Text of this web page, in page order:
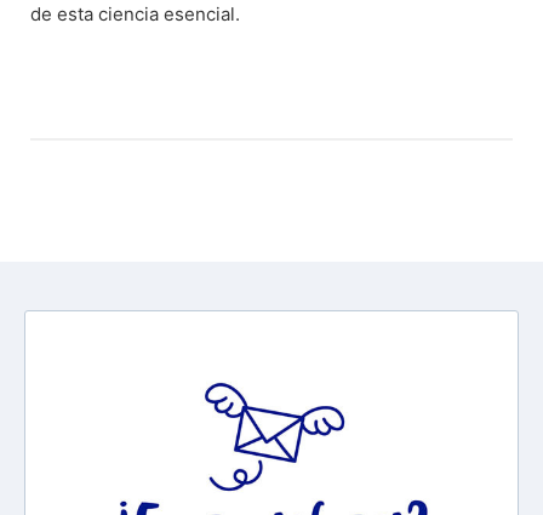
de esta ciencia esencial.